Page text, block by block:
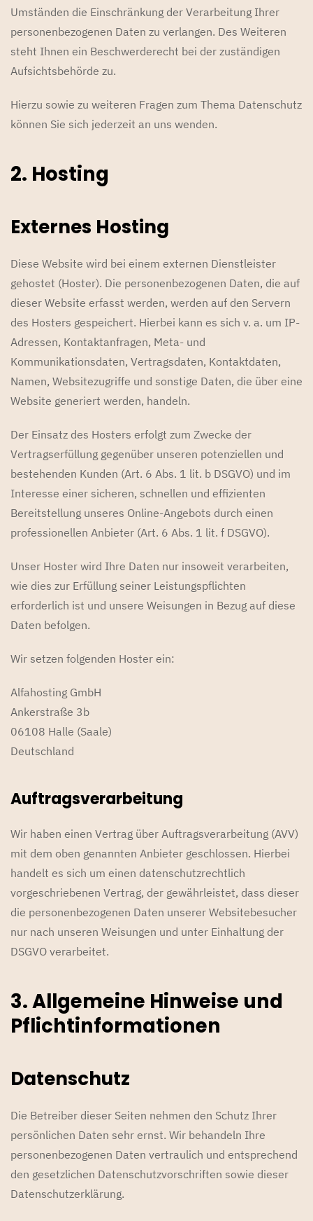
Umständen die Einschränkung der Verarbeitung Ihrer
personenbezogenen Daten zu verlangen. Des Weiteren
steht Ihnen ein Beschwerderecht bei der zuständigen
Aufsichtsbehörde zu.
Hierzu sowie zu weiteren Fragen zum Thema Datenschutz
können Sie sich jederzeit an uns wenden.
2. Hosting
Externes Hosting
Diese Website wird bei einem externen Dienstleister
gehostet (Hoster). Die personenbezogenen Daten, die auf
dieser Website erfasst werden, werden auf den Servern
des Hosters gespeichert. Hierbei kann es sich v. a. um IP-
Adressen, Kontaktanfragen, Meta- und
Kommunikationsdaten, Vertragsdaten, Kontaktdaten,
Namen, Websitezugriffe und sonstige Daten, die über eine
Website generiert werden, handeln.
Der Einsatz des Hosters erfolgt zum Zwecke der
Vertragserfüllung gegenüber unseren potenziellen und
bestehenden Kunden (Art. 6 Abs. 1 lit. b DSGVO) und im
Interesse einer sicheren, schnellen und effizienten
Bereitstellung unseres Online-Angebots durch einen
professionellen Anbieter (Art. 6 Abs. 1 lit. f DSGVO).
Unser Hoster wird Ihre Daten nur insoweit verarbeiten,
wie dies zur Erfüllung seiner Leistungspflichten
erforderlich ist und unsere Weisungen in Bezug auf diese
Daten befolgen.
Wir setzen folgenden Hoster ein:
Alfahosting GmbH
Ankerstraße 3b
06108 Halle (Saale)
Deutschland
Auftragsverarbeitung
Wir haben einen Vertrag über Auftragsverarbeitung (AVV)
mit dem oben genannten Anbieter geschlossen. Hierbei
handelt es sich um einen datenschutzrechtlich
vorgeschriebenen Vertrag, der gewährleistet, dass dieser
die personenbezogenen Daten unserer Websitebesucher
nur nach unseren Weisungen und unter Einhaltung der
DSGVO verarbeitet.
3. Allgemeine Hinweise und
Pflicht­informationen
Datenschutz
Die Betreiber dieser Seiten nehmen den Schutz Ihrer
persönlichen Daten sehr ernst. Wir behandeln Ihre
personenbezogenen Daten vertraulich und entsprechend
den gesetzlichen Datenschutzvorschriften sowie dieser
Datenschutzerklärung.